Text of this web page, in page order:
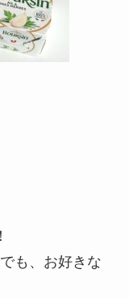
も、お好きな